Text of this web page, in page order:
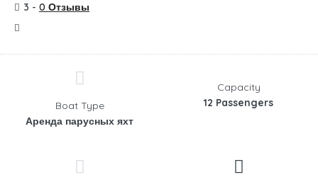
3 - 0 Отзывы
Boat Type
Аренда парусных яхт
Capacity
12 Passengers